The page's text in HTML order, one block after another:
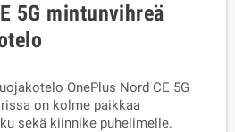
5G mintunvihreä
OnePlus Nord CE 5G
on kolme paikkaa
sekä kiinnike puhelimelle.